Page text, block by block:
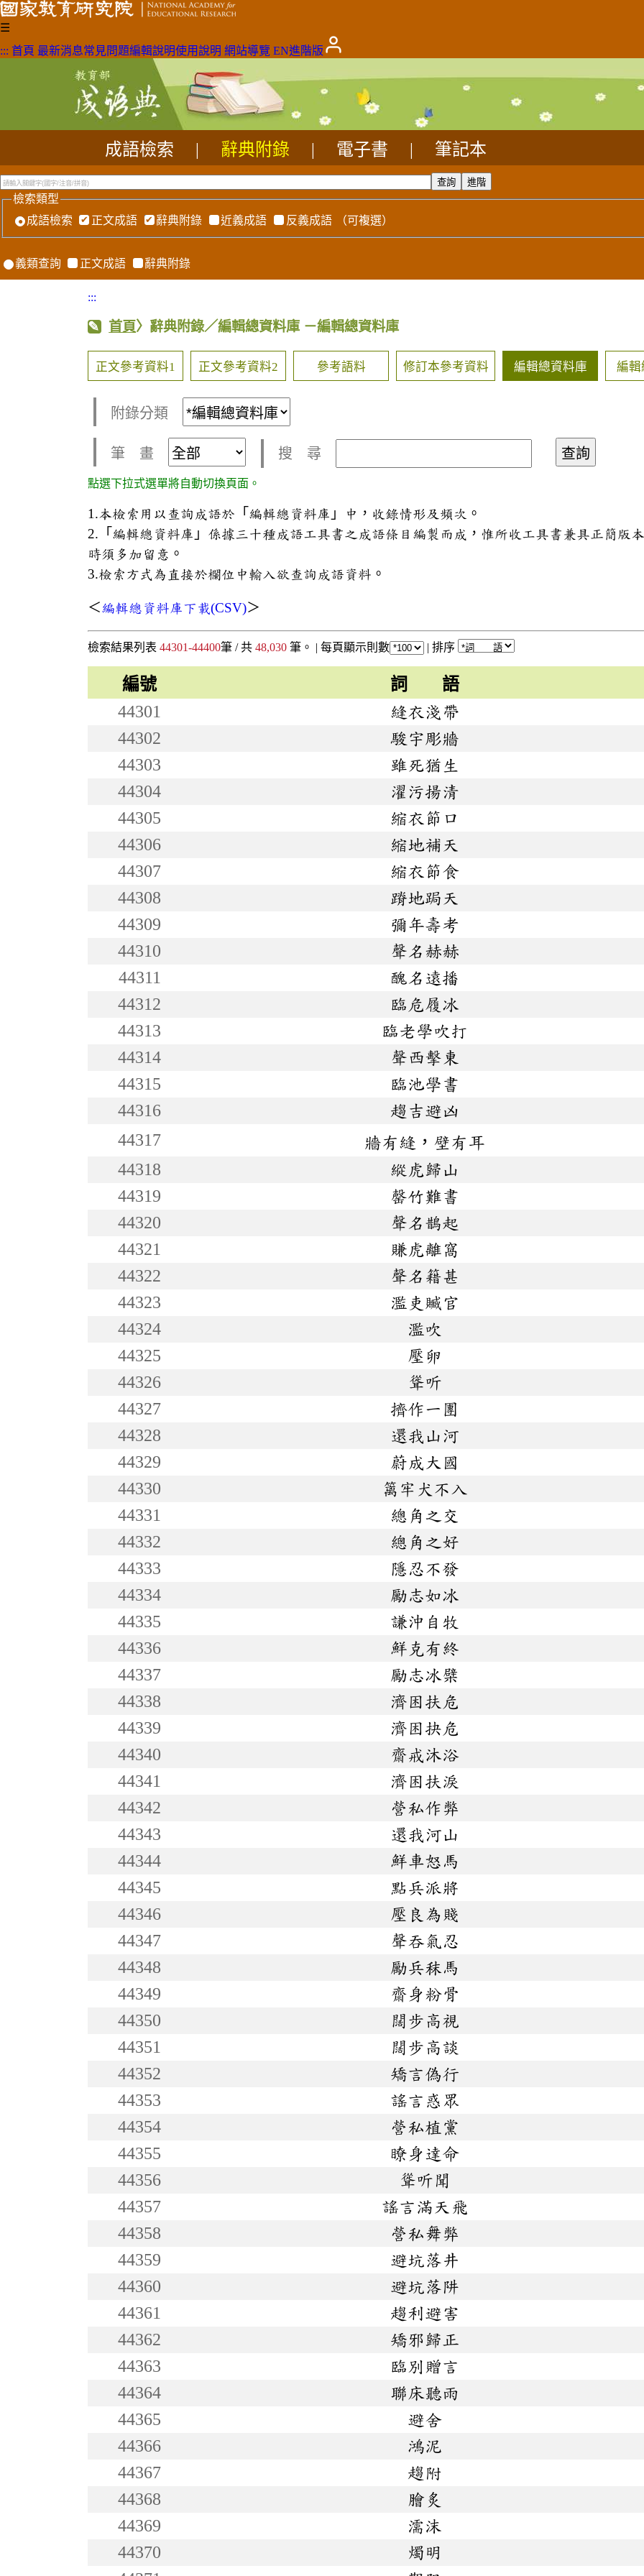
☰
::: 首頁 最新消息常見問題編輯說明使用說明 網站導覽 EN進階版
成語檢索 辭典附錄 電子書 筆記本
檢索類型
成語檢索
正文成語 辭典附錄 近義成語 反義成語 （可複選）
義類查詢 正文成語 辭典附錄
:::
首頁〉辭典附錄／編輯總資料庫 －編輯總資料庫
正文參考資料1 正文參考資料2 參考語料 修訂本參考資料 編輯總資料庫 編輯
附錄分類
筆 畫 搜 尋
點選下拉式選單將自動切換頁面。
1.本檢索用以查詢成語於「編輯總資料庫」中，收錄情形及頻次。
2.「編輯總資料庫」係據三十種成語工具書之成語條目編製而成，惟所收工具書兼具正簡版
時須多加留意。
3.檢索方式為直接於欄位中輸入欲查詢成語資料。
＜編輯總資料庫下載(CSV)＞
檢索結果列表 44301-44400筆 / 共 48,030 筆。 | 每頁顯示則數 | 排序
編號 詞 語
44301
縫衣淺帶
44302
駿宇彫牆
44303
雖死猶生
44304
濯污揚清
44305
縮衣節口
44306
縮地補天
44307
縮衣節食
44308
蹐地跼天
44309
彌年壽考
44310
聲名赫赫
44311
醜名遠播
44312
臨危履冰
44313
臨老學吹打
44314
聲西擊東
44315
臨池學書
44316
趨吉避凶
44317
牆有縫，壁有耳
44318
縱虎歸山
44319
罄竹難書
44320
聲名鵲起
44321
賺虎離窩
44322
聲名籍甚
44323
濫吏贓官
44324
濫吹
44325
壓卵
44326
聳听
44327
擠作一團
44328
還我山河
44329
蔚成大國
44330
篱牢犬不入
44331
總角之交
44332
總角之好
44333
隱忍不發
44334
勵志如冰
44335
謙沖自牧
44336
鮮克有終
44337
勵志冰檗
44338
濟困扶危
44339
濟困抉危
44340
齋戒沐浴
44341
濟困扶淚
44342
營私作弊
44343
還我河山
44344
鮮車怒馬
44345
點兵派將
44346
壓良為賤
44347
聲吞氣忍
44348
勵兵秣馬
44349
齋身粉骨
44350
闊步高視
44351
闊步高談
44352
矯言偽行
44353
謠言惑眾
44354
營私植黨
44355
瞭身達命
44356
聳听聞
44357
謠言滿天飛
44358
營私舞弊
44359
避坑落井
44360
避坑落阱
44361
趨利避害
44362
矯邪歸正
44363
臨別贈言
44364
聯床聽雨
44365
避舍
44366
鴻泥
44367
趨附
44368
膾炙
44369
濡沫
44370
燭明